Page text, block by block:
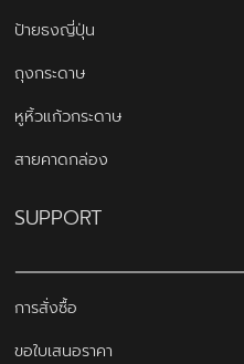
ป้ายธงญี่ปุ่น
ถุงกระดาษ
หูหิ้วแก้วกระดาษ
สายคาดกล่อง
SUPPORT
การสั่งซื้อ
ขอใบเสนอราคา